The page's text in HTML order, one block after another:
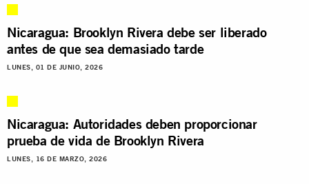
Nicaragua: Brooklyn Rivera debe ser liberado
antes de que sea demasiado tarde
LUNES, 01 DE JUNIO, 2026
Nicaragua: Autoridades deben proporcionar
prueba de vida de Brooklyn Rivera
LUNES, 16 DE MARZO, 2026